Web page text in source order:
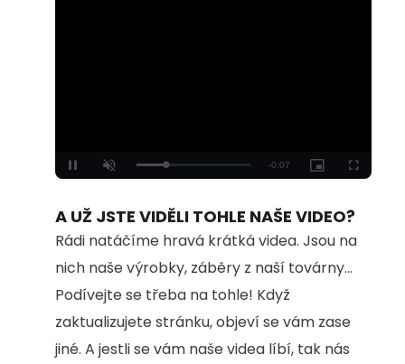
Unmute Loaded:
100.00%
A UŽ JSTE VIDĚLI TOHLE NAŠE VIDEO?
Rádi natáčíme hravá krátká videa. Jsou na
nich naše výrobky, záběry z naší továrny...
Podívejte se třeba na tohle! Když
zaktualizujete stránku, objeví se vám zase
jiné. A jestli se vám naše videa líbí, tak nás